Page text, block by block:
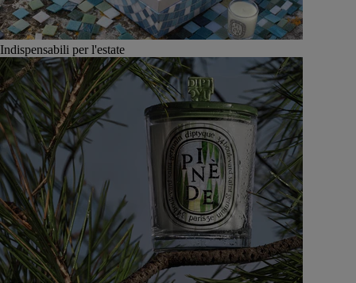
Indispensabili per l'estate